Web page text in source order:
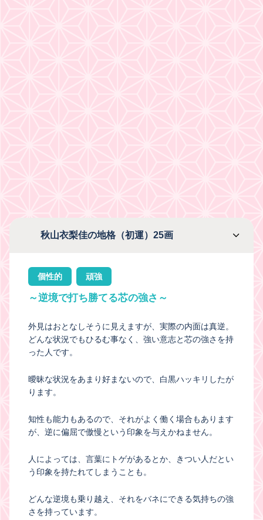
秋山衣梨佳の地格（初運）25画
個性的 頑強
～逆境で打ち勝てる芯の強さ～
外見はおとなしそうに見えますが、実際の内面は真逆。
どんな状況でもひるむ事なく、強い意志と芯の強さを持
った人です。
曖昧な状況をあまり好まないので、白黒ハッキリしたが
ります。
知性も能力もあるので、それがよく働く場合もあります
が、逆に偏屈で傲慢という印象を与えかねません。
人によっては、言葉にトゲがあるとか、きつい人だとい
う印象を持たれてしまうことも。
どんな逆境も乗り越え、それをバネにできる気持ちの強
さを持っています。